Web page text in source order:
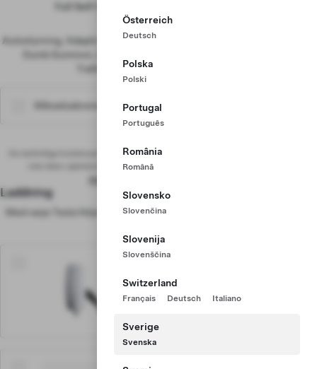
Österreich
Deutsch
Polska
Polski
Portugal
Português
România
Română
Slovensko
Slovenčina
Slovenija
Slovenščina
Switzerland
Français Deutsch Italiano
Sverige
Svenska
Full Self-Driving-förmåga innehåller ett antal
förarassistansfunktioner:
Autostyrning, Adaptiv farthållare, Filbyte, Navigera med Autostyrning,
Trafikljus- och stoppskyltsassistans.
Månadsabonnemang
De befintliga funktionerna kräver aktiv övervakning från förarens sida och gör
inte bilen självkörande. Tekniska begränsningar kan förekomma. Se
ägarhandboken
Laddning
Med varje Tesla följer tillgång till det största globala Supercharging-
Wall Connector
Vår rekommenderade
hemladdningslösning.